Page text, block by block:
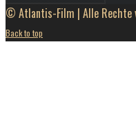
© Atlantis-Film | Alle Rechte
Back to top